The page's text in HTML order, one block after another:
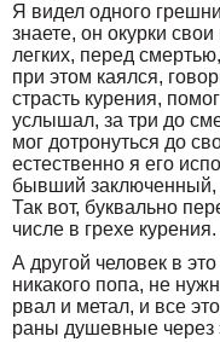
Я видел одного
знаете, он окурки
легких, перед
при этом каялся,
страсть курения,
услышал, за три до
мог дотронуться до
естественно я его
бывший
Так вот, буквально
числе в грехе
А другой человек в
никакого попа, не
рвал и метал, и все
раны душевные через